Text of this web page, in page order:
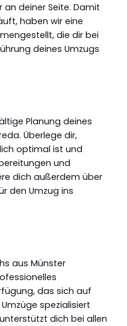
deiner Seite. Damit
haben wir eine
die dir bei
deines Umzugs
Planung deines
Überlege dir,
optimal ist und
und
dich außerdem über
den Umzug ins
aus Münster
das sich auf
spezialisiert
dich bei allen